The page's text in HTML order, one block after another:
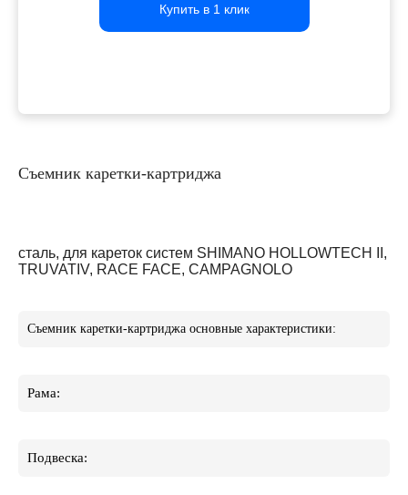
Купить в 1 клик
Купить в 1 клик
Купить в 1 клик
Съемник каретки-картриджа
сталь, для кареток систем SHIMANO HOLLOWTECH II,
TRUVATIV, RACE FACE, CAMPAGNOLO
Съемник каретки-картриджа основные характеристики:
Рама:
Подвеска: